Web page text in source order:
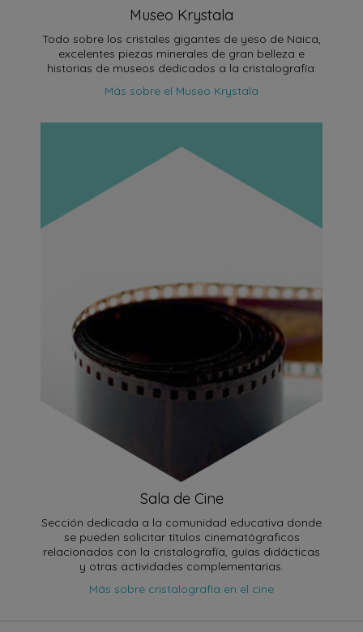
Museo Krystala
Todo sobre los cristales gigantes de yeso de Naica,
excelentes piezas minerales de gran belleza e
historias de museos dedicados a la cristalografía.
Más sobre el Museo Krystala
Sala de Cine
Sección dedicada a la comunidad educativa donde
se pueden solicitar títulos cinematógraficos
relacionados con la cristalografía, guías didácticas
y otras actividades complementarias.
Más sobre cristalografía en el cine